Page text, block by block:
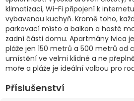
klimatizaci, Wi-Fi připojení k
vybavenou kuchyň. Kromě toho,
parkovací místo a balkon a hosté
zadní části domu. Apartmány Ivica
pláže jen 150 metrů a 500 metrů od
umístění ve velmi klidné a ne
moře a pláže je ideální volbou pro
Příslušenství